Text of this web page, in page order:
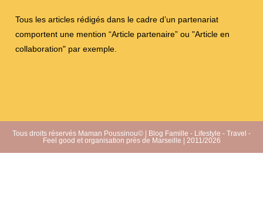
Tous les articles rédigés dans le cadre d’un partenariat
comportent une mention “Article partenaire” ou "Article en
collaboration" par exemple.
Tous droits réservés Maman Poussinou© | Blog Famille - Lifestyle - Travel -
Feel good et organisation près de Marseille | 2011/2026